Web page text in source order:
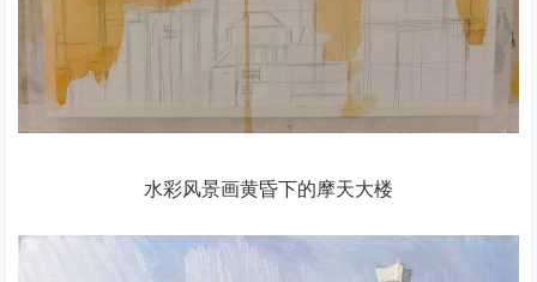
水彩风景画黄昏下的摩天大楼